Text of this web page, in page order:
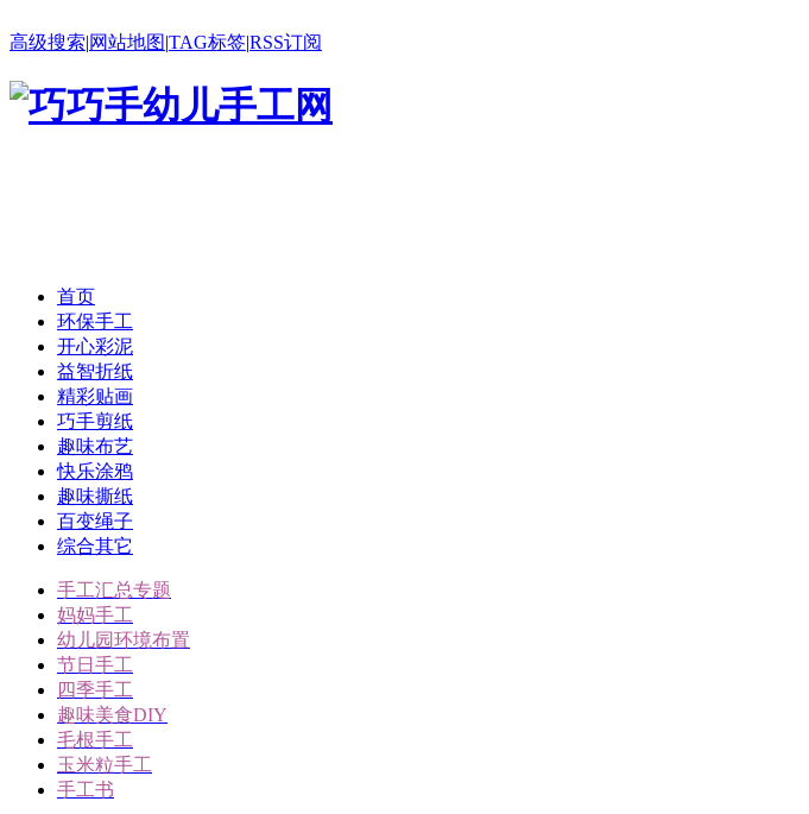
高级搜索|网站地图|TAG标签|RSS订阅
首页
环保手工
开心彩泥
益智折纸
精彩贴画
巧手剪纸
趣味布艺
快乐涂鸦
趣味撕纸
百变绳子
综合其它
手工汇总专题
妈妈手工
幼儿园环境布置
节日手工
四季手工
趣味美食DIY
毛根手工
玉米粒手工
手工书